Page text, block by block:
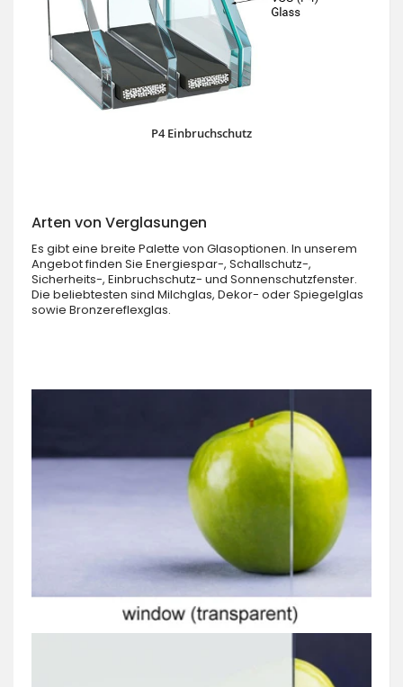
P4 Einbruchschutz
Arten von Verglasungen
Es gibt eine breite Palette von Glasoptionen. In unserem
Angebot finden Sie Energiespar-, Schallschutz-,
Sicherheits-, Einbruchschutz- und Sonnenschutzfenster.
Die beliebtesten sind Milchglas, Dekor- oder Spiegelglas
sowie Bronzereflexglas.